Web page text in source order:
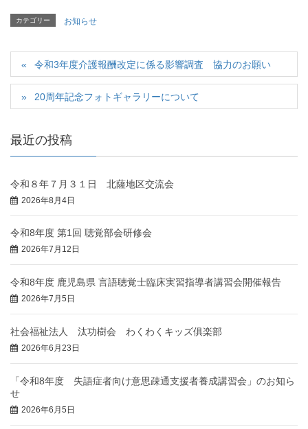
カテゴリー お知らせ
令和3年度介護報酬改定に係る影響調査 協力のお願い
20周年記念フォトギャラリーについて
最近の投稿
令和８年７月３１日 北薩地区交流会
2026年8月4日
令和8年度 第1回 聴覚部会研修会
2026年7月12日
令和8年度 鹿児島県 言語聴覚士臨床実習指導者講習会開催報告
2026年7月5日
社会福祉法人 汰功樹会 わくわくキッズ俱楽部
2026年6月23日
「令和8年度 失語症者向け意思疎通支援者養成講習会」のお知ら
せ
2026年6月5日